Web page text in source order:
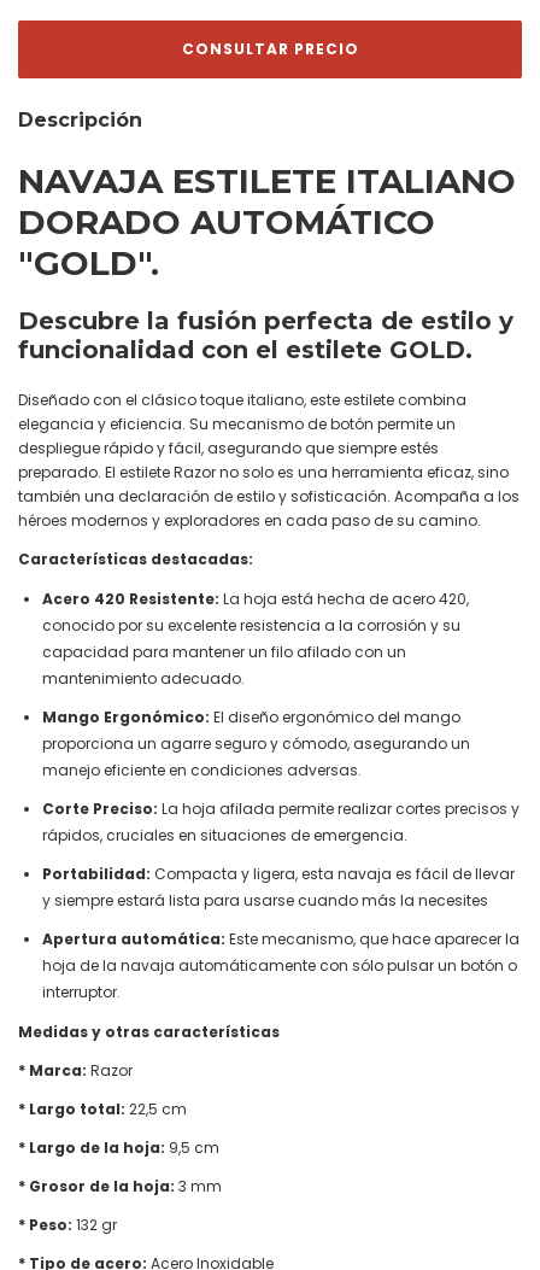
Descripción
NAVAJA ESTILETE ITALIANO
DORADO AUTOMÁTICO
"GOLD".
Descubre la fusión perfecta de estilo y
funcionalidad con el estilete GOLD.
Diseñado con el clásico toque italiano, este estilete combina
elegancia y eficiencia. Su mecanismo de botón permite un
despliegue rápido y fácil, asegurando que siempre estés
preparado. El estilete Razor no solo es una herramienta eficaz, sino
también una declaración de estilo y sofisticación. Acompaña a los
héroes modernos y exploradores en cada paso de su camino.
Características destacadas:
Acero 420 Resistente: La hoja está hecha de acero 420,
conocido por su excelente resistencia a la corrosión y su
capacidad para mantener un filo afilado con un
mantenimiento adecuado.
Mango Ergonómico: El diseño ergonómico del mango
proporciona un agarre seguro y cómodo, asegurando un
manejo eficiente en condiciones adversas.
Corte Preciso: La hoja afilada permite realizar cortes precisos y
rápidos, cruciales en situaciones de emergencia.
Portabilidad: Compacta y ligera, esta navaja es fácil de llevar
y siempre estará lista para usarse cuando más la necesites
Apertura automática: Este mecanismo, que hace aparecer la
hoja de la navaja automáticamente con sólo pulsar un botón o
interruptor.
Medidas y otras características
* Marca: Razor
* Largo total: 22,5 cm
* Largo de la hoja: 9,5 cm
* Grosor de la hoja: 3 mm
* Peso: 132 gr
* Tipo de acero: Acero Inoxidable